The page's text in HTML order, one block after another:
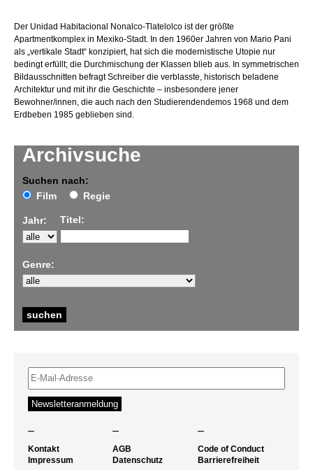
Archivsuche
Suchen nach:
Film
Regie
Jahr: Titel:
Genre:
Der Unidad Habitacional Nonalco-Tlatelolco ist der größte
Apartmentkomplex in Mexiko-Stadt. In den 1960er Jahren von Mario Pani
als „vertikale Stadt“ konzipiert, hat sich die modernistische Utopie nur
bedingt erfüllt; die Durchmischung der Klassen blieb aus. In symmetrischen
Bildausschnitten befragt Schreiber die verblasste, historisch beladene
Architektur und mit ihr die Geschichte – insbesondere jener
Bewohner/innen, die auch nach den Studierendendemos 1968 und dem
Erdbeben 1985 geblieben sind.
– – –
Kontakt
Impressum
AGB
Datenschutz
Code of Conduct
Barrierefreiheit